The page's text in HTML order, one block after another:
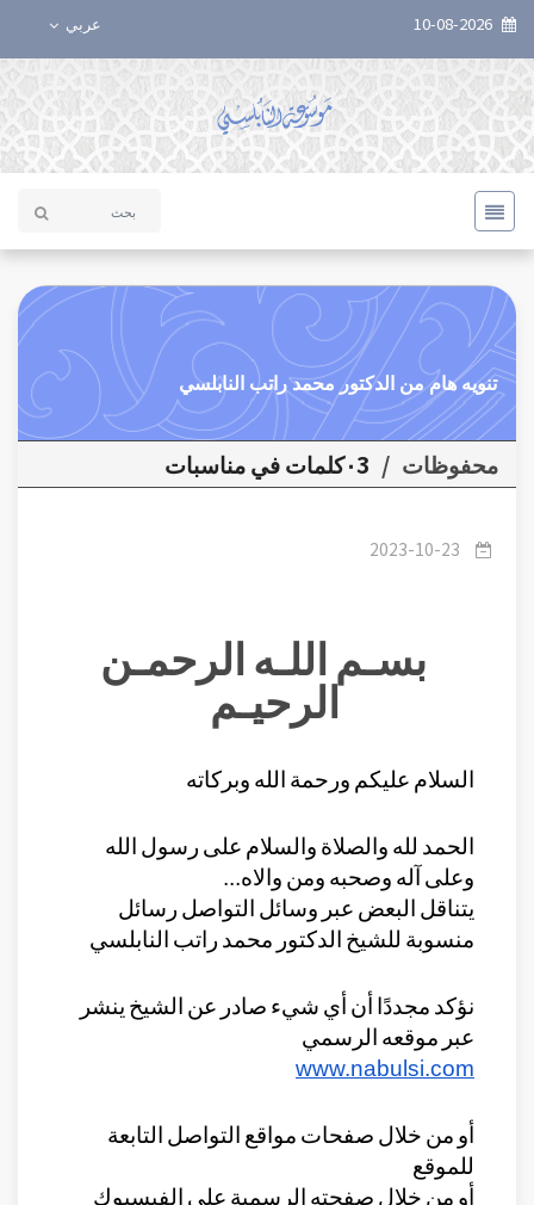
عربي
تنويه هام من الدكتور محمد راتب النابلسي
محفوظات / ٠3كلمات في مناسبات
2023-10-23
بسـم اللـه الرحمـن
الرحيـم
السلام عليكم ورحمة الله وبركاته
وعلى آله وصحبه ومن والاه...
منسوبة للشيخ الدكتور محمد راتب النابلسي
عبر موقعه الرسمي
www.nabulsi.com
للموقع